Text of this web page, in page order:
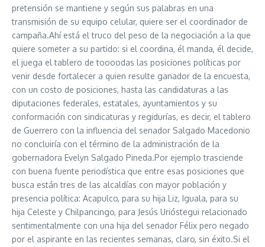
pretensión se mantiene y según sus palabras en una
transmisión de su equipo celular, quiere ser el coordinador de
campaña.Ahí está el truco del peso de la negociación a la que
quiere someter a su partido: si el coordina, él manda, él decide,
el juega el tablero de toooodas las posiciones políticas por
venir desde fortalecer a quien resulte ganador de la encuesta,
con un costo de posiciones, hasta las candidaturas a las
diputaciones federales, estatales, ayuntamientos y su
conformación con sindicaturas y regidurías, es decir, el tablero
de Guerrero con la influencia del senador Salgado Macedonio
no concluiría con el término de la administración de la
gobernadora Evelyn Salgado Pineda.Por ejemplo trasciende
con buena fuente periodística que entre esas posiciones que
busca están tres de las alcaldías con mayor población y
presencia política: Acapulco, para su hija Liz, Iguala, para su
hija Celeste y Chilpancingo, para Jesús Urióstegui relacionado
sentimentalmente con una hija del senador Félix pero negado
por el aspirante en las recientes semanas, claro, sin éxito.Si el